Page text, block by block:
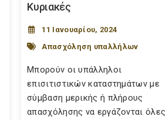
Κυριακές
11 Ιανουαρίου, 2024
Απασχόληση υπαλλήλων
Μπορούν οι υπάλληλοι
επισιτιστικών καταστημάτων με
σύμβαση μερικής ή πλήρους
απασχόλησης να εργάζονται όλες